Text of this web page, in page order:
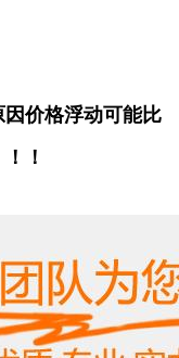
价格浮动可能比
！